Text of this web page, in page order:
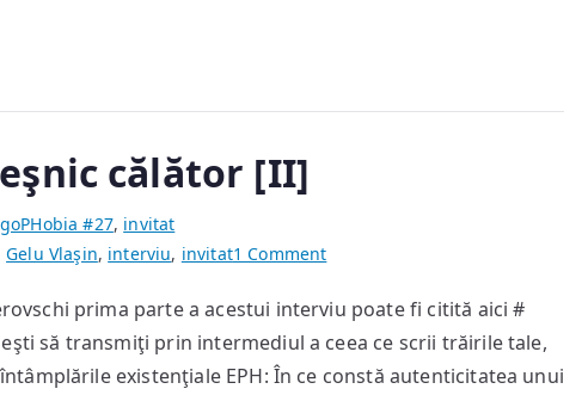
călător [II]
#27, invitat
Gelu Vlaşin, interviu, invitat1 Commenton
fost
şi
sunt
prima parte a acestui interviu poate fi citită aici #
să transmiţi prin intermediul a ceea ce scrii trăirile tale,
existenţiale EPH: În ce constă autenticitatea unui